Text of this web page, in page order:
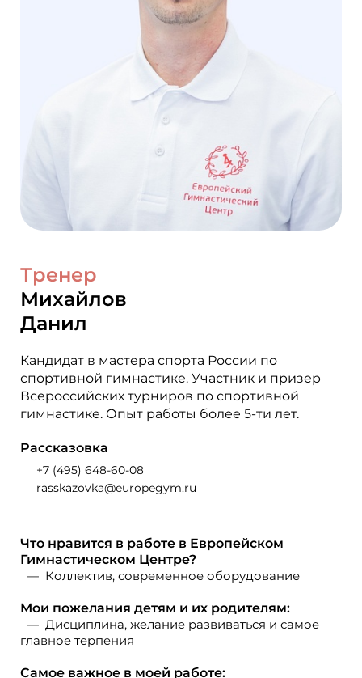
Тренер
Михайлов
Данил
Кандидат в мастера спорта России по
спортивной гимнастике. Участник и призер
Всероссийских турниров по спортивной
гимнастике. Опыт работы более 5-ти лет.
Рассказовка
+7 (495) 648-60-08
rasskazovka@europegym.ru
Что нравится в работе в Европейском
Гимнастическом Центре?
Коллектив, современное оборудование
Мои пожелания детям и их родителям:
Дисциплина, желание развиваться и самое
главное терпения
Самое важное в моей работе: